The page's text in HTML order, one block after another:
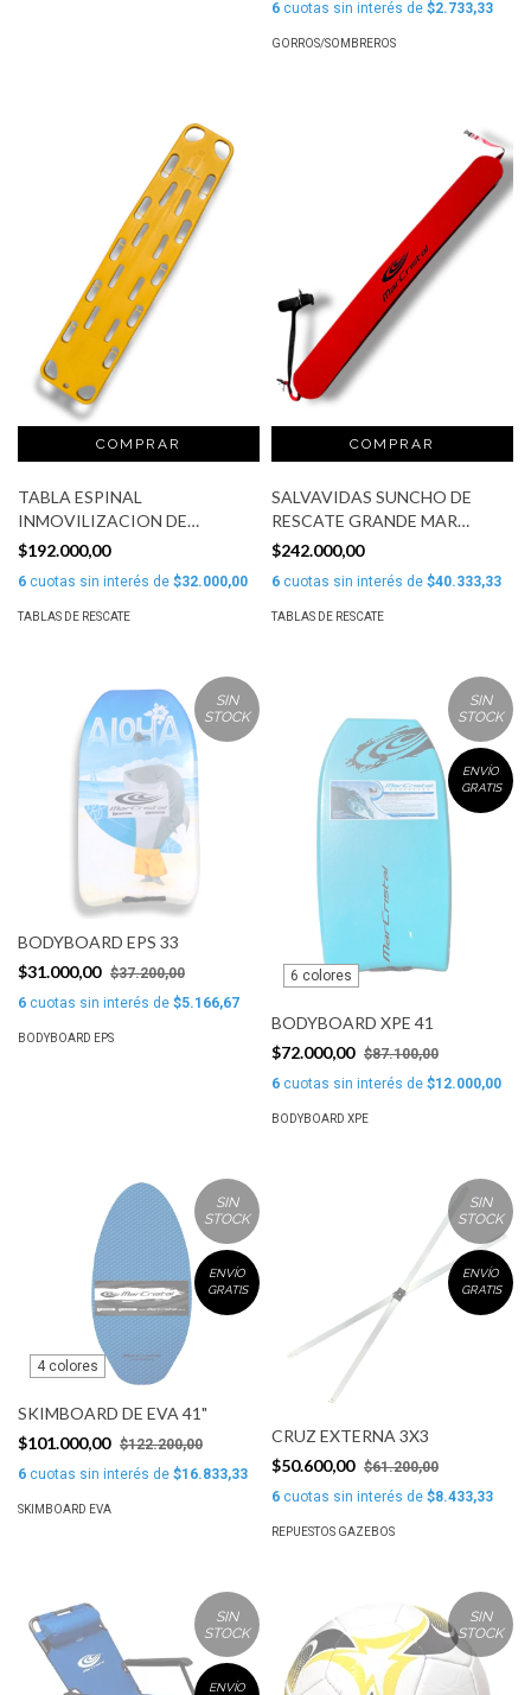
6 cuotas sin interés de $2.733,33
GORROS/SOMBREROS
TABLA ESPINAL
INMOVILIZACION DE
RESCATE MAR CRISTAL
$192.000,00
6 cuotas sin interés de $32.000,00
TABLAS DE RESCATE
SALVAVIDAS SUNCHO DE
RESCATE GRANDE MAR
CRISTAL
$242.000,00
6 cuotas sin interés de $40.333,33
TABLAS DE RESCATE
SIN
STOCK
BODYBOARD EPS 33
$31.000,00 $37.200,00
6 cuotas sin interés de $5.166,67
BODYBOARD EPS
SIN
STOCK
ENVÍO
GRATIS
6 colores
BODYBOARD XPE 41
$72.000,00 $87.100,00
6 cuotas sin interés de $12.000,00
BODYBOARD XPE
SIN
STOCK
ENVÍO
GRATIS
4 colores
SKIMBOARD DE EVA 41"
$101.000,00 $122.200,00
6 cuotas sin interés de $16.833,33
SKIMBOARD EVA
SIN
STOCK
ENVÍO
GRATIS
CRUZ EXTERNA 3X3
$50.600,00 $61.200,00
6 cuotas sin interés de $8.433,33
REPUESTOS GAZEBOS
SIN
STOCK
ENVÍO
SIN
STOCK